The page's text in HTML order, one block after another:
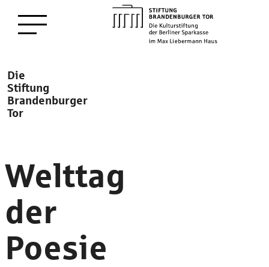
Hauptinhalt
Die
Stiftung
Brandenburger
Tor
Welttag
der
Poesie